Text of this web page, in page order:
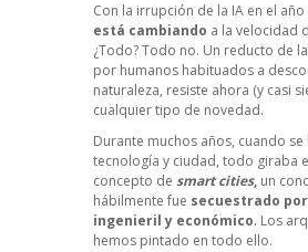
Con la irrupción de la IA en el año
está cambiando a la velocidad
¿Todo? Todo no. Un reducto de
por humanos habituados a
naturaleza, resiste ahora (y casi
cualquier tipo de novedad.
Durante muchos años, cuando
tecnología y ciudad, todo giraba
concepto de smart cities, un
hábilmente fue secuestrado
ingenieril y económico. Los
hemos pintado en todo ello.